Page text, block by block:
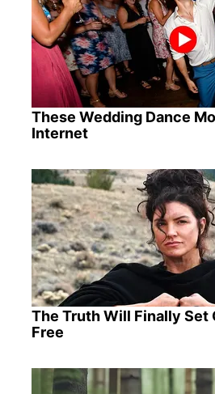
These Wedding Dance
Internet
The Truth Will Finally Set
Free